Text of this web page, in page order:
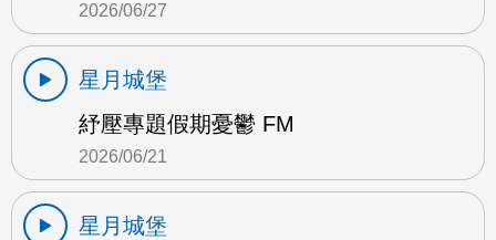
2026/06/27
星月城堡
紓壓專題假期憂鬱 FM
2026/06/21
星月城堡